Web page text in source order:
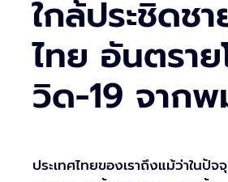
ใกล้ประชิดช
ไทย อันตราย
วิด-19 จากพ
ประเทศไทยของเราถึงแม้ว่าในปั